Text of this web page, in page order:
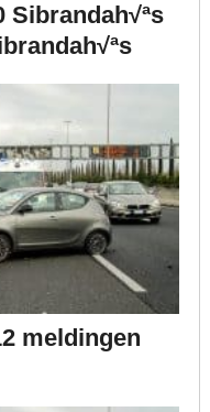
Sibrandah√ªs
meldingen